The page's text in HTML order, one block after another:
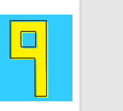
催特別企画
入場行進にすぎやまこういち
大ウソだらけの東京五輪！ 安倍